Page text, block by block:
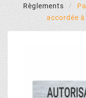
Règlements
accordée